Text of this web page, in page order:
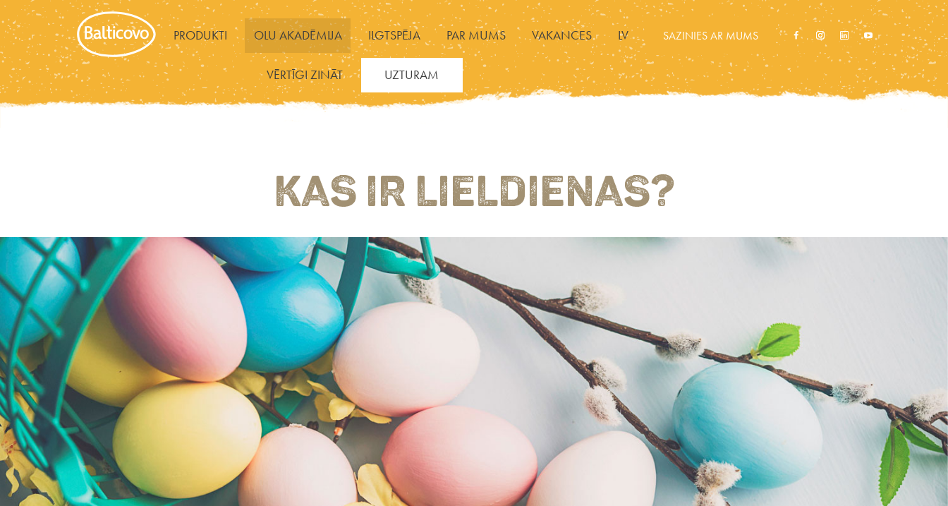
PRODUKTI OLU AKADĒMIJA
VĒRTĪGI ZINĀT UZTURAM
ILGTSPĒJA PAR MUMS VAKANCES LV SAZINIES AR MUMS
KAS IR LIELDIENAS?